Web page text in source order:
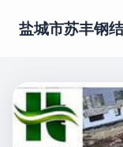
盐城市苏丰钢